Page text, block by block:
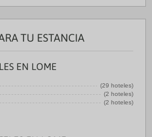
TU ESTANCIA
EN LOME
(29 hoteles)
(2 hoteles)
(2 hoteles)